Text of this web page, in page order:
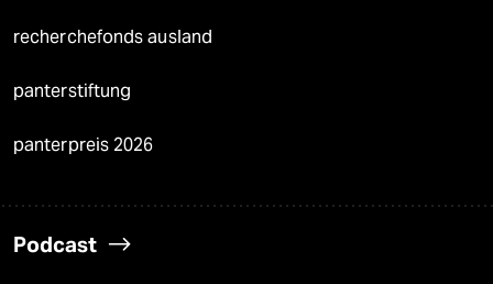
recherchefonds ausland
panterstiftung
panterpreis 2026
Podcast